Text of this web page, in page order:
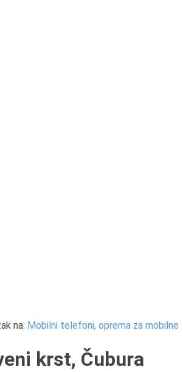
na: Mobilni telefoni, oprema za mobilne
krst, Čubura